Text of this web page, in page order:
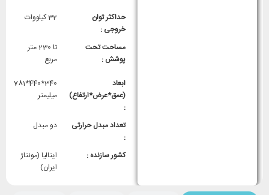
حداکثر توان
خروجی :
32 کیلووات
مساحت تحت
پوشش :
تا 230 متر
مربع
ابعاد
(عمق*عرض*ارتفاع)
:
340*440*781
میلیمتر
تعداد مبدل حرارتی
:
دو مبدل
کشور سازنده :
ایتالیا (مونتاژ
ایران)